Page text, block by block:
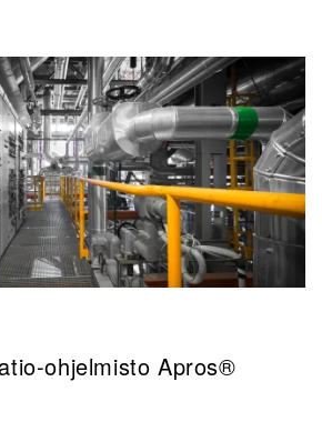
ohjelmisto Apros®